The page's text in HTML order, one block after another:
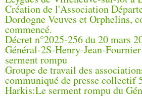
Création de l'Association
Dordogne Veuves et Orphelins,
commencé.
Décret n°2025-256 du 20 mars
Général-2S-Henry-Jean-
serment rompu
Groupe de travail des
communiqué de presse collectif
Harkis:Le serment rompu du